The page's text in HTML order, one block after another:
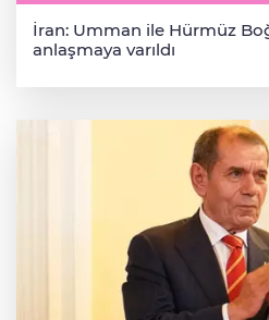
İran: Umman ile Hürmüz
anlaşmaya varıldı